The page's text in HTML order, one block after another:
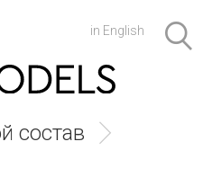
in English
состав